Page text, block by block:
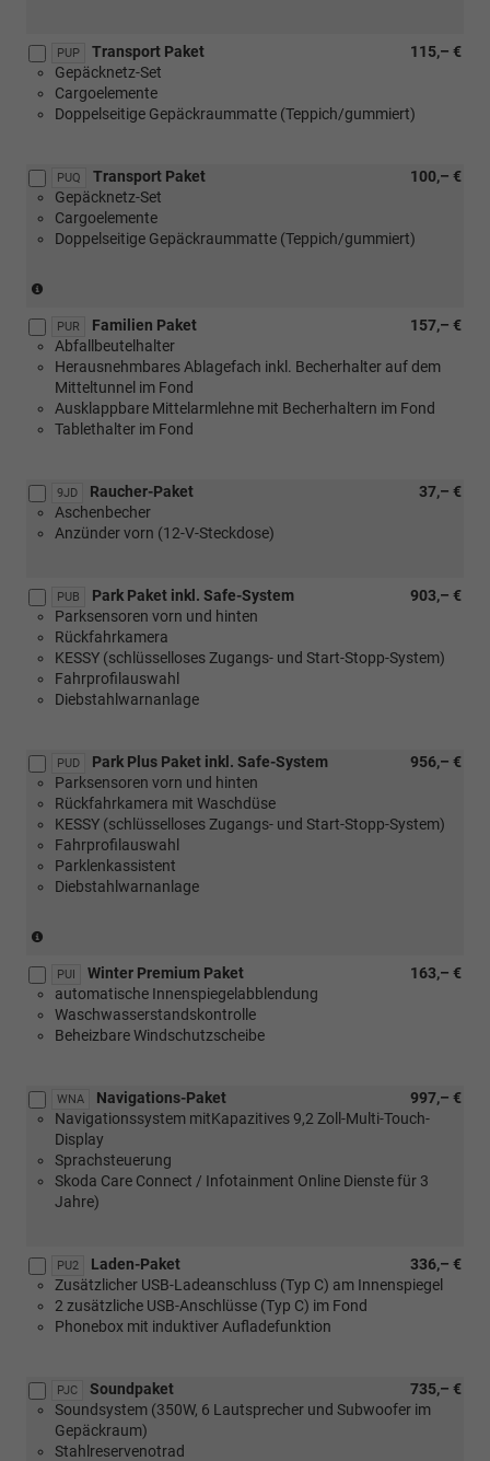
PUP 115,– €
Transport Paket
Gepäcknetz-Set
Cargoelemente
Doppelseitige Gepäckraummatte (Teppich/gummiert)
PUQ 100,– €
Transport Paket
Gepäcknetz-Set
Cargoelemente
Doppelseitige Gepäckraummatte (Teppich/gummiert)
Verbindung
mit
[3GD]
Variabler
Ladeboden
im
PUR 157,– €
Familien Paket
Abfallbeutelhalter
Herausnehmbares Ablagefach inkl. Becherhalter auf dem
Mitteltunnel im Fond
Ausklappbare Mittelarmlehne mit Becherhaltern im Fond
Tablethalter im Fond
9JD 37,– €
Raucher-Paket
Aschenbecher
Anzünder vorn (12-V-Steckdose)
PUB 903,– €
Park Paket inkl. Safe-System
Parksensoren vorn und hinten
Rückfahrkamera
KESSY (schlüsselloses Zugangs- und Start-Stopp-System)
Fahrprofilauswahl
Diebstahlwarnanlage
PUD 956,– €
Park Plus Paket inkl. Safe-System
Parksensoren vorn und hinten
Rückfahrkamera mit Waschdüse
KESSY (schlüsselloses Zugangs- und Start-Stopp-System)
Fahrprofilauswahl
Parklenkassistent
Diebstahlwarnanlage
Verbindung
mit
1.0
MPI
PUI 163,– €
Winter Premium Paket
automatische Innenspiegelabblendung
Waschwasserstandskontrolle
Beheizbare Windschutzscheibe
WNA 997,– €
Navigations-Paket
Navigationssystem mitKapazitives 9,2 Zoll-Multi-Touch-
Display
Sprachsteuerung
Skoda Care Connect / Infotainment Online Dienste für 3
Jahre)
PU2 336,– €
Laden-Paket
Zusätzlicher USB-Ladeanschluss (Typ C) am Innenspiegel
2 zusätzliche USB-Anschlüsse (Typ C) im Fond
Phonebox mit induktiver Aufladefunktion
PJC 735,– €
Soundpaket
Soundsystem (350W, 6 Lautsprecher und Subwoofer im
Gepäckraum)
Stahlreservenotrad